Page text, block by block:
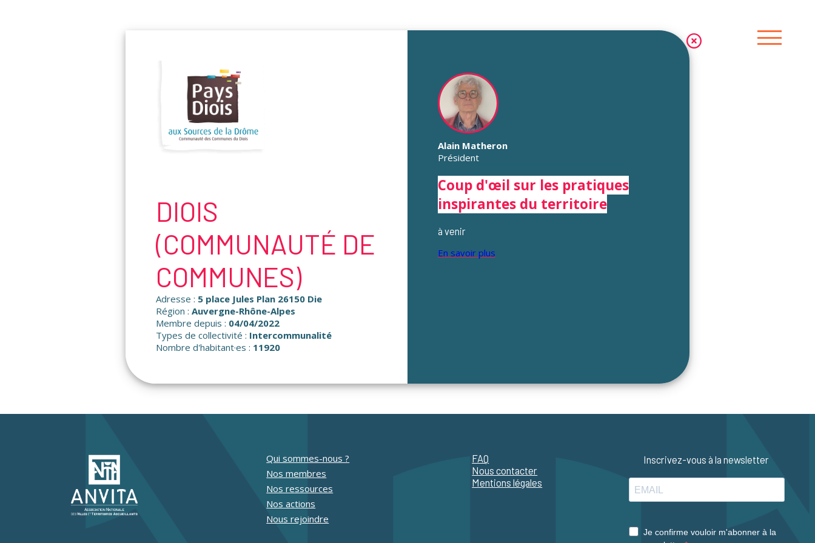
DIOIS
(COMMUNAUTÉ DE
COMMUNES)
Adresse : 5 place Jules Plan 26150 Die
Région : Auvergne-Rhône-Alpes
Membre depuis : 04/04/2022
Types de collectivité : Intercommunalité
Nombre d'habitant·es : 11920
Alain Matheron
Président
Coup d'œil sur les pratiques
inspirantes du territoire
à venir
En savoir plus
Qui sommes-nous ?
Nos membres
Nos ressources
Nos actions
Nous rejoindre
FAQ
Nous contacter
Mentions légales
Inscrivez-vous à la newsletter